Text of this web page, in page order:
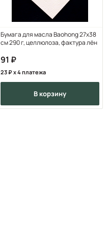
Бумага для масла Baohong 27х38
см 290 г, целлюлоза, фактура лён
91
23 x 4 платежа
в корзину